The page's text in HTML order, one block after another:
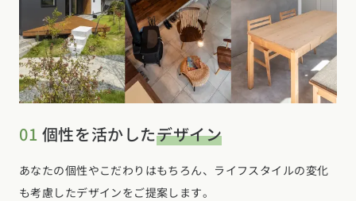
01 個性を活かしたデザイン
あなたの個性やこだわりはもちろん、ライフスタイルの変化
も考慮したデザインをご提案します。